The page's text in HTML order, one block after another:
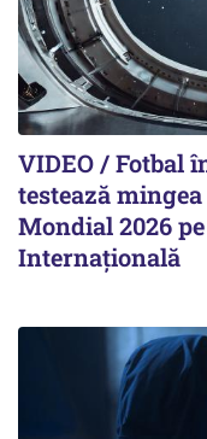
VIDEO / Fotbal
testează
Mondial 2026
Internaţională